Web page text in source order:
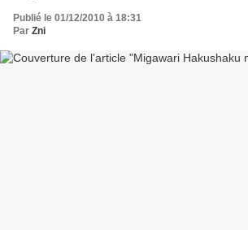
Publié le 01/12/2010 à 18:31
Par Zni